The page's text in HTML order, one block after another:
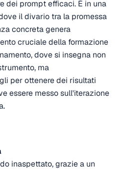
dei prompt efficaci. È in una
il divario tra la promessa
concreta genera
cruciale della formazione
dove si insegna non
ma
per ottenere dei risultati
essere messo sull'iterazione
inaspettato, grazie a un